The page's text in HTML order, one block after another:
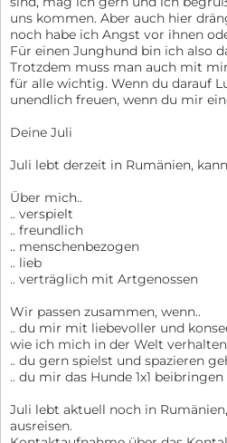
uns kommen. Aber auch hier
noch habe ich Angst vor ihnen
Für einen Junghund bin ich also
Trotzdem muss man auch mit
für alle wichtig. Wenn du darauf
unendlich freuen, wenn du mir
Deine Juli
Juli lebt derzeit in Rumänien,
Über mich..
.. verspielt
.. freundlich
.. menschenbezogen
.. lieb
.. verträglich mit Artgenossen
Wir passen zusammen, wenn..
.. du mir mit liebevoller und
wie ich mich in der Welt
.. du gern spielst und spazieren
.. du mir das Hunde 1x1
Juli lebt aktuell noch in
ausreisen.